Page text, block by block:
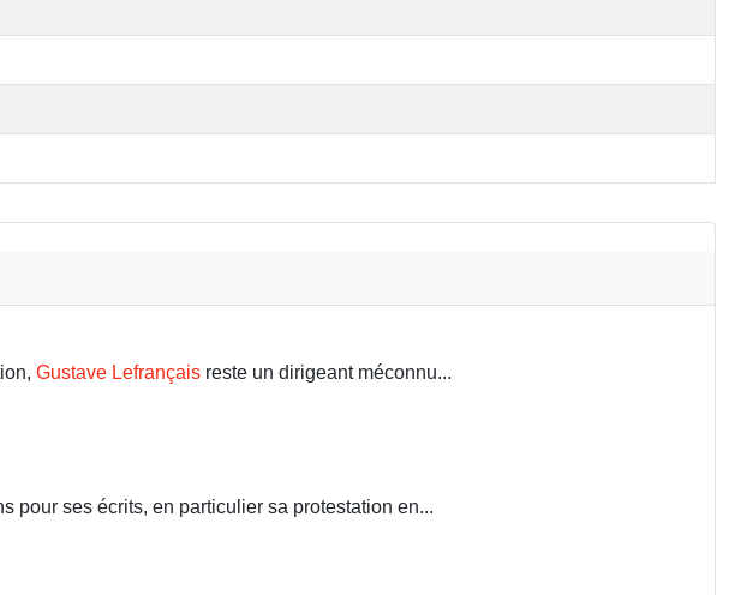
Gustave Lefrançais reste un dirigeant méconnu...
pour ses écrits, en particulier sa protestation en...